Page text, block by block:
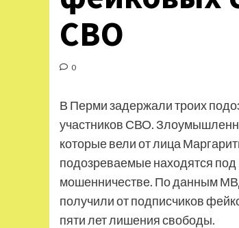
СВО
0
В Перми задержали троих
участников СВО.
которые вели от лица
подозреваемые находятся под
мошенничестве. По данным
получили от подписчиков
пяти лет лишения свободы.